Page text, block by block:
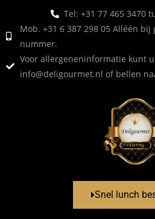
Tel: +31 77 465 3470
Mob. +31 6 387 298 05 Alléén
nummer.
Voor allergeneninformatie kunt
info@deligourmet.nl of bellen
Snel lunch